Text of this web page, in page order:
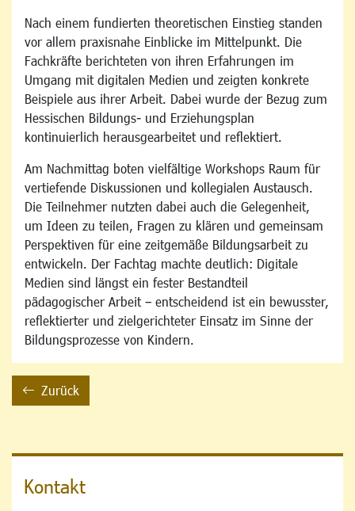
Nach einem fundierten theoretischen Einstieg standen
vor allem praxisnahe Einblicke im Mittelpunkt. Die
Fachkräfte berichteten von ihren Erfahrungen im
Umgang mit digitalen Medien und zeigten konkrete
Beispiele aus ihrer Arbeit. Dabei wurde der Bezug zum
Hessischen Bildungs- und Erziehungsplan
kontinuierlich herausgearbeitet und reflektiert.
Am Nachmittag boten vielfältige Workshops Raum für
vertiefende Diskussionen und kollegialen Austausch.
Die Teilnehmer nutzten dabei auch die Gelegenheit,
um Ideen zu teilen, Fragen zu klären und gemeinsam
Perspektiven für eine zeitgemäße Bildungsarbeit zu
entwickeln. Der Fachtag machte deutlich: Digitale
Medien sind längst ein fester Bestandteil
pädagogischer Arbeit – entscheidend ist ein bewusster,
reflektierter und zielgerichteter Einsatz im Sinne der
Bildungsprozesse von Kindern.
backward Zurück
Kontakt